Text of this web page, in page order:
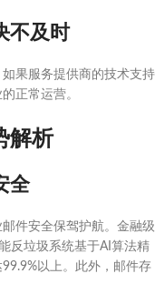
不及时
果服务提供商的技术支持
正常运营。
解析
全
件安全保驾护航。金融级
反垃圾系统基于AI算法精
以上。此外，邮件存